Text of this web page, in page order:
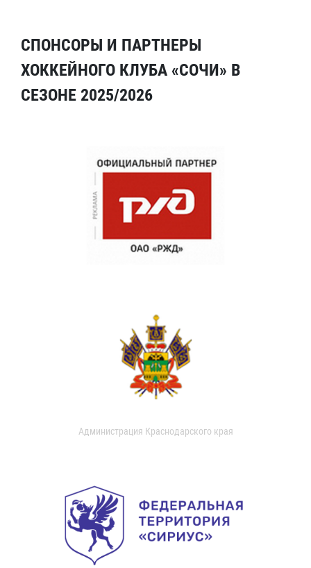
СПОНСОРЫ И ПАРТНЕРЫ
ХОККЕЙНОГО КЛУБА «СОЧИ» В
СЕЗОНЕ 2025/2026
Администрация Краснодарского края